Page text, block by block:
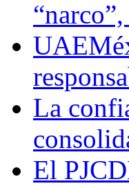
La
El